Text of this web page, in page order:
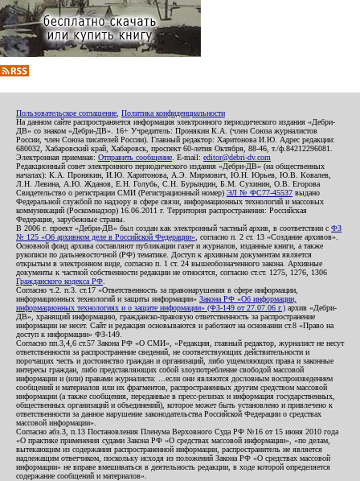
Пользовательское соглашение Политика конфиденциальности
На данном сайте распространяется информация электронного периодического издания «Дебри-
ДВ» со знаком «Дебри-ДВ». 16+ Учредитель: Пронякин К.А. (член Союза журналистов
России, член Союза писателей России). Главный редактор: Харитонова И.Ю. Адрес редакции:
680032, Хабаровский край, Хабаровск, проспект 60-летия Октября, 88-46, т./ф.84212296081.
Электронная приемная: Отправить сообщение . E-mail: editor@debri-dv.com
Редакционный совет электронного периодического издания «Дебри-ДВ» (на общественных
началах): К.А. Пронякин, И.Ю. Харитонова, А.Э. Мирмович, Ю.Н. Юрьев, Ю.В. Ковалев,
Л.Н. Левина, А.Ю. Жданов, Е.Н. Голубь, С.Н. Бурындин, Б.М. Сухинин, О.В. Егорова
Свидетельство о регистрации СМИ (Регистрационный номер) ЭЛ № ФС77-45537 выдано
Федеральной службой по надзору в сфере связи, информационных технологий и массовых
коммуникаций (Роскомнадзор) 16.06.2011 г. Территория распространения: Российская
Федерация, зарубежные страны.
В 2006 г. проект «Дебри-ДВ» был создан как электронный частный архив, в соответствии с ФЗ
№ 125 «Об архивном деле в Российской Федерации» , согласно п. 2 ст. 13 «Создание архивов».
Основной фонд архива составляют публикации газет и журналов, изданные книги, а также
рукописи по дальневосточной (РФ) тематике. Доступ к архивным документам является
открытым в электронном виде, согласно п. 1 ст. 24 вышеобозначенного закона. Архивные
документы к частной собственности редакции не относятся, согласно ст.ст. 1275, 1276, 1306
Гражданского кодекса РФ
Согласно ч.2. п.3. ст.17 «Ответственность за правонарушения в сфере информации,
информационных технологий и защиты информации» Закона РФ «Об информации,
информационных технологиях и о защите информации» (ФЗ-149 от 27.07.06 г.) архив «Дебри-
ДВ», хранящий информацию, гражданско-правовую ответственность за распространение
информации не несет. Сайт и редакция основываются и работают на основании ст.8 «Право на
доступ к информации» ФЗ-149.
Согласно пп.3,4,6 ст.57 Закона РФ «О СМИ», «Редакция, главный редактор, журналист не несут
ответственности за распространение сведений, не соответствующих действительности и
порочащих честь и достоинство граждан и организаций, либо ущемляющих права и законные
интересы граждан, либо представляющих собой злоупотребление свободой массовой
информации и (или) правами журналиста: ...если они являются дословным воспроизведением
сообщений и материалов или их фрагментов, распространенных другим средством массовой
информации (а также сообщения, переданные в пресс-релизах и информация государственных,
общественных организаций и объединений), которое может быть установлено и привлечено к
ответственности за данное нарушение законодательства Российской Федерации о средствах
массовой информации».
Согласно абз.3, п.13 Постановления Пленума Верховного Суда РФ №16 от 15 июня 2010 года
«О практике применения судами Закона РФ «О средствах массовой информации», «по делам,
вытекающим из содержания распространенной информации, распространитель не является
надлежащим ответчиком, поскольку исходя из положений Закона РФ «О средствах массовой
информации» не вправе вмешиваться в деятельность редакции, в ходе которой определяется
содержание сообщений и материалов».